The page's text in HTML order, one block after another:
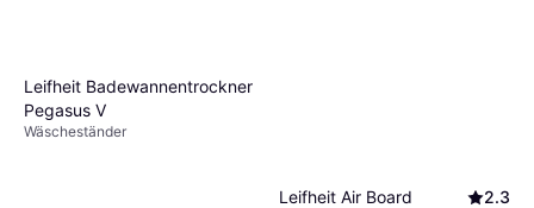
Leifheit Badewannentrockner
Pegasus V
Wäscheständer
Leifheit Air Board
2.3